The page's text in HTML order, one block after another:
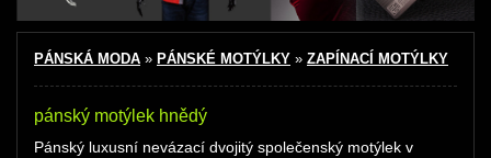
PÁNSKÁ MODA » PÁNSKÉ MOTÝLKY » ZAPÍNACÍ MOTÝLKY
pánský motýlek hnědý
Pánský luxusní nevázací dvojitý společenský motýlek v